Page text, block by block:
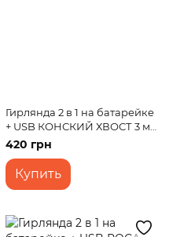
Гирлянда 2 в 1 на батарейке
+ USB КОНСКИЙ ХВОСТ 3 м
белая
420 грн
Купить